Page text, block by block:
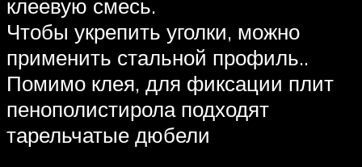
клеевую смесь.
Чтобы укрепить уголки, можно
применить стальной профиль..
Помимо клея, для фиксации плит
пенополистирола подходят
тарельчатые дюбели